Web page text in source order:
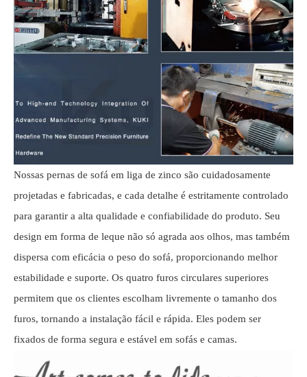
Nossas pernas de sofá em liga de zinco são cuidadosamente
projetadas e fabricadas, e cada detalhe é estritamente controlado
para garantir a alta qualidade e confiabilidade do produto. Seu
design em forma de leque não só agrada aos olhos, mas também
dispersa com eficácia o peso do sofá, proporcionando melhor
estabilidade e suporte. Os quatro furos circulares superiores
permitem que os clientes escolham livremente o tamanho dos
furos, tornando a instalação fácil e rápida. Eles podem ser
fixados de forma segura e estável em sofás e camas.